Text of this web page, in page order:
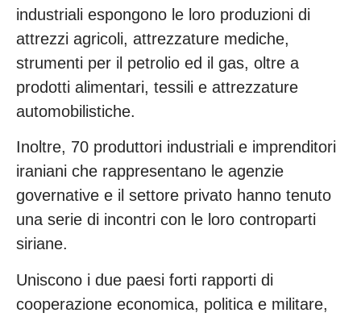
industriali espongono le loro produzioni di
attrezzi agricoli, attrezzature mediche,
strumenti per il petrolio ed il gas, oltre a
prodotti alimentari, tessili e attrezzature
automobilistiche.
Inoltre, 70 produttori industriali e imprenditori
iraniani che rappresentano le agenzie
governative e il settore privato hanno tenuto
una serie di incontri con le loro controparti
siriane.
Uniscono i due paesi forti rapporti di
cooperazione economica, politica e militare,